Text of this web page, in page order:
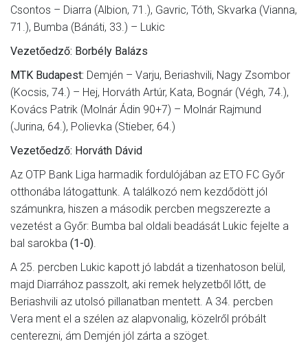
Csontos – Diarra (Albion, 71.), Gavric, Tóth, Skvarka (Vianna,
71.), Bumba (Bánáti, 33.) – Lukic
Vezetőedző: Borbély Balázs
MTK Budapest: Demjén – Varju, Beriashvili, Nagy Zsombor
(Kocsis, 74.) – Hej, Horváth Artúr, Kata, Bognár (Végh, 74.),
Kovács Patrik (Molnár Ádin 90+7) – Molnár Rajmund
(Jurina, 64.), Polievka (Stieber, 64.)
Vezetőedző: Horváth Dávid
Az OTP Bank Liga harmadik fordulójában az ETO FC Győr
otthonába látogattunk. A találkozó nem kezdődött jól
számunkra, hiszen a második percben megszerezte a
vezetést a Győr: Bumba bal oldali beadását Lukic fejelte a
bal sarokba (1-0)
A 25. percben Lukic kapott jó labdát a tizenhatoson belül,
majd Diarrához passzolt, aki remek helyzetből lőtt, de
Beriashvili az utolsó pillanatban mentett. A 34. percben
Vera ment el a szélen az alapvonalig, közelről próbált
centerezni, ám Demjén jól zárta a szöget.